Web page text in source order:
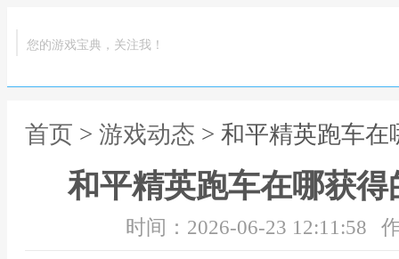
您的游戏宝典，关注我！
首页 > 游戏动态 > 和平精英跑车
和平精英跑车在哪获
时间：2026-06-23 12:11:58